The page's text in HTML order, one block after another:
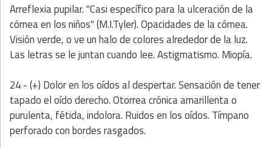
Arreflexia pupilar. "Casi específico para la ulceración de la
córnea en los niños" (M.I.Tyler). Opacidades de la córnea.
Visión verde, o ve un halo de colores alrededor de la luz.
Las letras se le juntan cuando lee. Astigmatismo. Miopía.
24 - (+) Dolor en los oídos al despertar. Sensación de tener
tapado el oído derecho. Otorrea crónica amarillenta o
purulenta, fétida, indolora. Ruidos en los oídos. Tímpano
perforado con bordes rasgados.